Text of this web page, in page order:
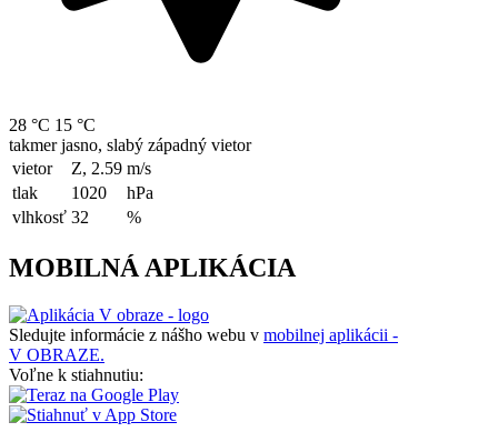
28 °C 15 °C
takmer jasno, slabý západný vietor
vietor
Z, 2.59 m/s
tlak
1020
hPa
vlhkosť 32 %
MOBILNÁ APLIKÁCIA
Sledujte informácie z nášho webu v mobilnej aplikácii -
V OBRAZE.
Voľne k stiahnutiu: